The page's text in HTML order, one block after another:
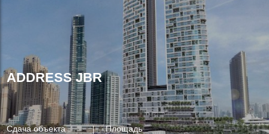
ADDRESS JBR
Сдача объекта Площадь